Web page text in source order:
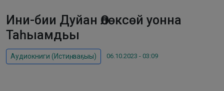
Ини-бии Дуйан Өлөксөй уонна
Таһыамдьы
Аудиокниги (Истиҥ, ааҕыы) 06.10.2023 - 03:09